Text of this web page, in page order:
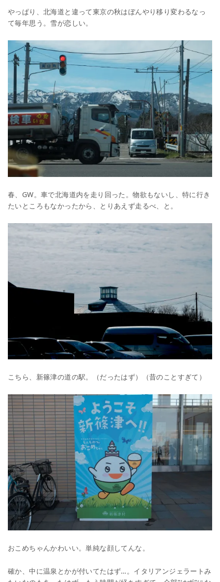
やっぱり、北海道と違って東京の秋はぼんやり移り変わるなっ
て毎年思う。雪が恋しい。
春、GW。車で北海道内を走り回った。物欲もないし、特に行き
たいところもなかったから、とりあえず走るべ、と。
こちら、新篠津の道の駅。（だったはず）（昔のことすぎて）
おこめちゃんかわいい。単純な顔してんな。
確か、中に温泉とかが付いてたはず…。イタリアンジェラートみ